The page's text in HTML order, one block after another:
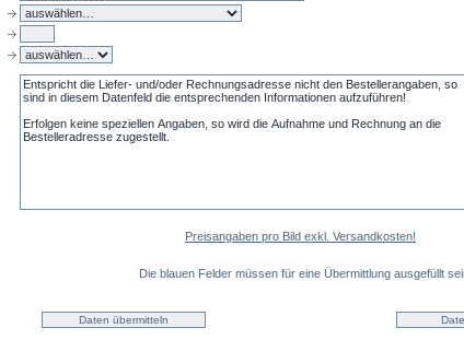
Preisangaben pro Bild exkl. Versandkosten!
Die blauen Felder müssen für eine Übermittlung ausgefüllt